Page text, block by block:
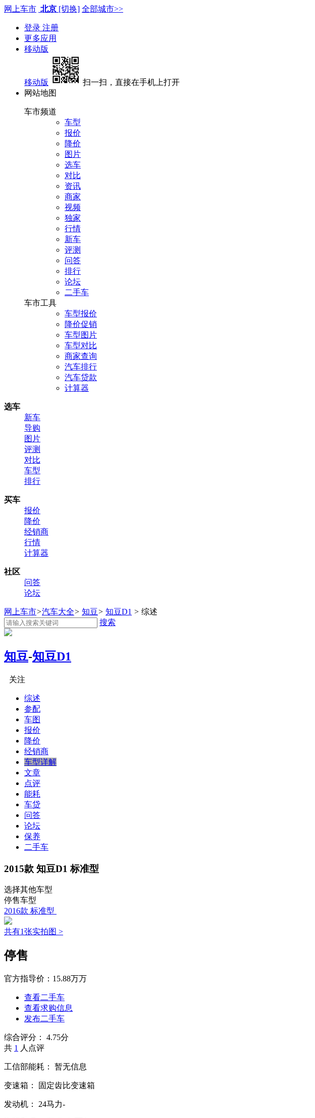
网上车市 北京 [切换] 全部城市>>
登录 注册
更多应用
移动版
移动版
扫一扫，直接在手机上打开
网站地图
车市频道
车型
报价
降价
图片
选车
对比
资讯
商家
视频
独家
行情
新车
评测
问答
排行
论坛
二手车
车市工具
车型报价
降价促销
车型图片
车型对比
商家查询
汽车排行
汽车贷款
计算器
选车
新车
导购
图片
评测
对比
车型
排行
买车
报价
降价
经销商
行情
计算器
社区
问答
论坛
网上车市>汽车大全> 知豆> 知豆D1 > 综述
搜索
知豆-知豆D1
关注
综述
参配
车图
报价
降价
经销商
车型详解
文章
点评
能耗
车贷
问答
论坛
保养
二手车
2015款 知豆D1 标准型
选择其他车型
停售车型
2016款 标准型
共有1张实拍图 >
停售
官方指导价： 15.88万万
查看二手车
查看求购信息
发布二手车
综合评分：
4.75分
共 1 人点评
工信部能耗： 暂无信息
变速箱： 固定齿比变速箱
发动机： 24马力-